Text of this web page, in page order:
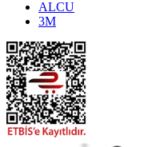
ALCU
3M